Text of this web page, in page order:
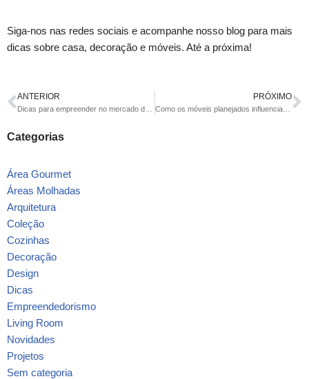
Siga-nos nas redes sociais e acompanhe nosso blog para mais
dicas sobre casa, decoração e móveis. Até a próxima!
ANTERIOR PRÓXIMO
Como os móveis planejados influenciam na hora de vender/alugar um imóvel
Categorias
Área Gourmet
Áreas Molhadas
Arquitetura
Coleção
Cozinhas
Decoração
Design
Dicas
Empreendedorismo
Living Room
Novidades
Projetos
Sem categoria